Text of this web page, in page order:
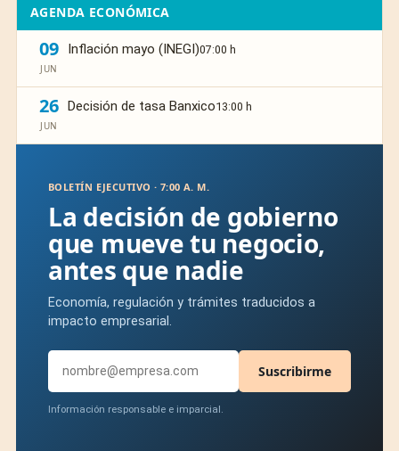
AGENDA ECONÓMICA
09
JUN
Inflación mayo (INEGI)07:00 h
26
JUN
Decisión de tasa Banxico13:00 h
BOLETÍN EJECUTIVO · 7:00 A. M.
La decisión de gobierno
que mueve tu negocio,
antes que nadie
Economía, regulación y trámites traducidos a
impacto empresarial.
Suscribirme
Información responsable e imparcial.